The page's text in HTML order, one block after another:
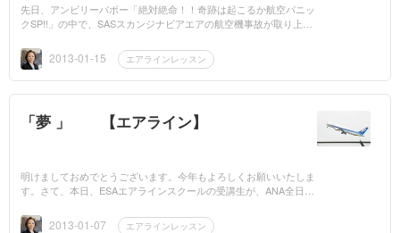
先日、アンビリーバボー「絶対絶命！！奇跡は起こるか航空パニッ
クSP!!」の中で、SASスカンジナビアエアの航空機事故が取り上げ
た。まさに、絶体...
2013-01-15 エアラインレッスン
「夢 」 【エアライン】
明けましておめでとうございます。今年もよろしくお願いいたしま
す。さて、本日、ESAエアラインスクールの受講生が、ANA全日空
間の訓練と見...
2013-01-07 エアラインレッスン